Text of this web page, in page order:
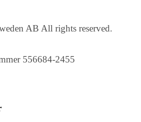
AB All rights reserved.
556684-2455